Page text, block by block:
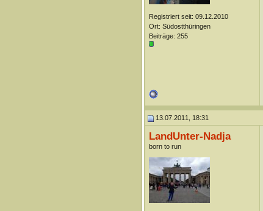
Registriert seit: 09.12.2010
Ort: Südostthüringen
Beiträge: 255
13.07.2011, 18:31
LandUnter-Nadja
born to run